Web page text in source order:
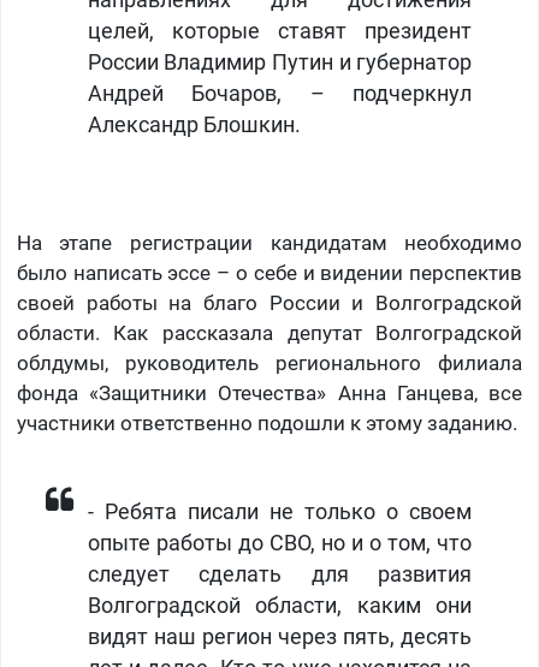
целей, которые ставят президент
России Владимир Путин и губернатор
Андрей Бочаров, – подчеркнул
Александр Блошкин.
На этапе регистрации кандидатам необходимо
было написать эссе – о себе и видении перспектив
своей работы на благо России и Волгоградской
области. Как рассказала депутат Волгоградской
облдумы, руководитель регионального филиала
фонда «Защитники Отечества» Анна Ганцева, все
участники ответственно подошли к этому заданию.
- Ребята писали не только о своем
опыте работы до СВО, но и о том, что
следует сделать для развития
Волгоградской области, каким они
видят наш регион через пять, десять